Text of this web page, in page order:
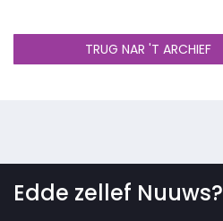
TRUG NAR 'T ARCHIEF
Edde zellef Nuuws?